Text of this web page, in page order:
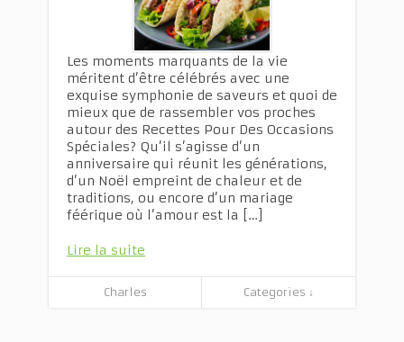
Les moments marquants de la vie
méritent d’être célébrés avec une
exquise symphonie de saveurs et quoi de
mieux que de rassembler vos proches
autour des Recettes Pour Des Occasions
Spéciales? Qu’il s’agisse d’un
anniversaire qui réunit les générations,
d’un Noël empreint de chaleur et de
traditions, ou encore d’un mariage
féérique où l’amour est la […]
Lire la suite
Charles Categories ↓